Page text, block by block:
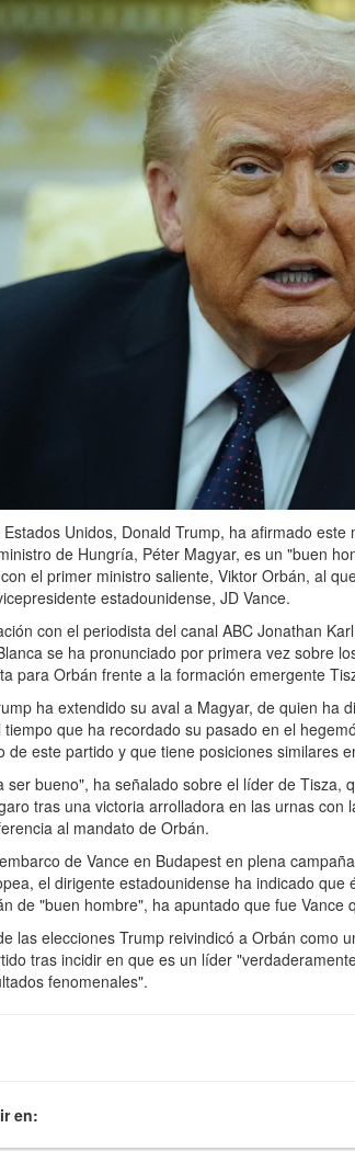
Unidos, Donald Trump, ha afirmado
de Hungría, Péter Magyar, es un "buen
el primer ministro saliente, Viktor Orbán, al
estadounidense, JD Vance.
con el periodista del canal ABC Jonathan
se ha pronunciado por primera vez sobre
para Orbán frente a la formación emergente
ha extendido su aval a Magyar, de quien ha
que ha recordado su pasado en el
de este partido y que tiene posiciones similares
ser bueno", ha señalado sobre el líder de Tisza,
tras una victoria arrolladora en las urnas
al mandato de Orbán.
de Vance en Budapest en plena
el dirigente estadounidense ha indicado
de "buen hombre", ha apuntado que fue
las elecciones Trump reivindicó a Orbán como
tras incidir en que es un líder
fenomenales".
en: